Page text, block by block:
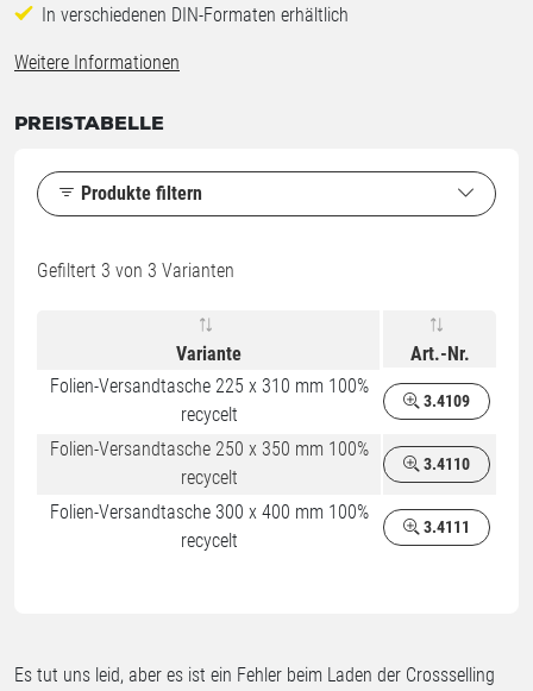
In verschiedenen DIN-Formaten erhältlich
Weitere Informationen
PREISTABELLE
Produkte filtern
Gefiltert 3 von 3 Varianten
Variante
Art.-Nr.
Folien-Versandtasche 225 x 310 mm 100%
recycelt
3.4109
Folien-Versandtasche 250 x 350 mm 100%
recycelt
3.4110
Folien-Versandtasche 300 x 400 mm 100%
recycelt
3.4111
Es tut uns leid, aber es ist ein Fehler beim Laden der Crossselling